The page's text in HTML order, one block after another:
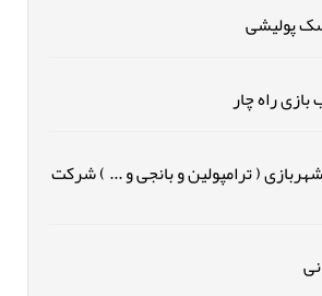
پولیشی
راه چار
( ترامپولین و بانجی و ... ) شرکت